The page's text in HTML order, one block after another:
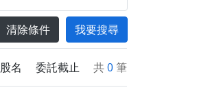
清除條件 我要搜尋
股名 委託截止 共0 筆